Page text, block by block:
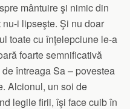
mântuire şi nimic din
i lipseşte. Şi nu doar
toate cu înţelepciune le-a
foarte semnificativă
întreaga Sa – povestea
Alcionul, un soi de
legile firii, îşi face cuib în